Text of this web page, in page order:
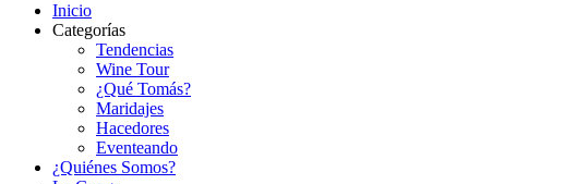
Inicio
Categorías
Tendencias
Wine Tour
¿Qué Tomás?
Maridajes
Hacedores
Eventeando
¿Quiénes Somos?